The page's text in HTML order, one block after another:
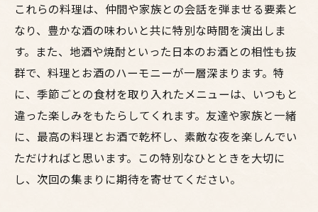
これらの料理は、仲間や家族との会話を弾ませる要素と
なり、豊かな酒の味わいと共に特別な時間を演出しま
す。また、地酒や焼酎といった日本のお酒との相性も抜
群で、料理とお酒のハーモニーが一層深まります。特
に、季節ごとの食材を取り入れたメニューは、いつもと
違った楽しみをもたらしてくれます。友達や家族と一緒
に、最高の料理とお酒で乾杯し、素敵な夜を楽しんでい
ただければと思います。この特別なひとときを大切に
し、次回の集まりに期待を寄せてください。